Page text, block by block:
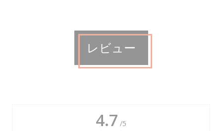
レビュー
4.7 /5